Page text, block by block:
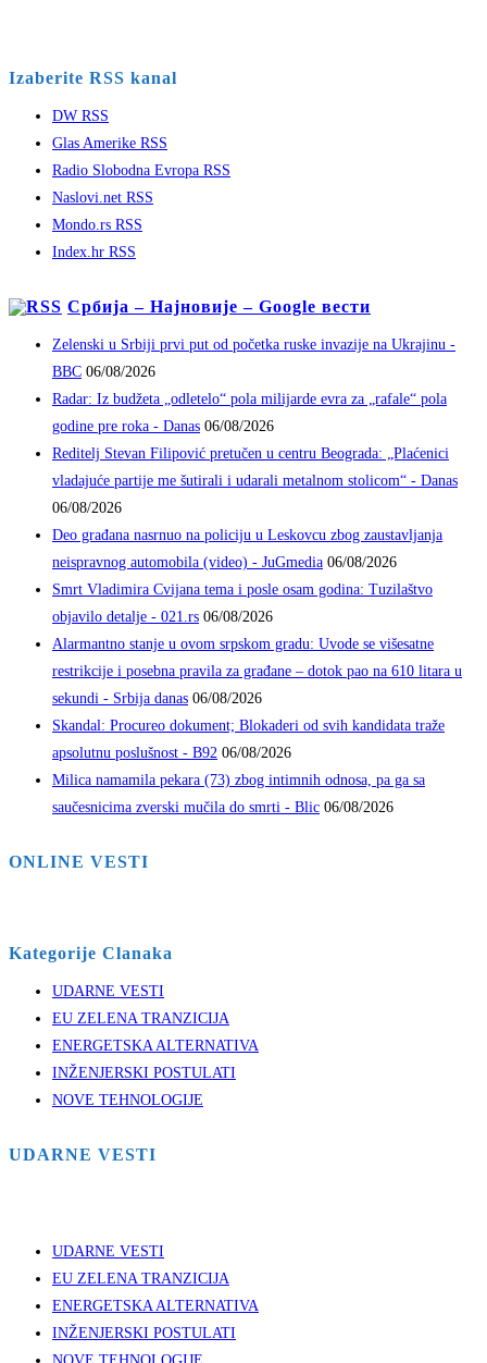
Izaberite RSS kanal
DW RSS
Glas Amerike RSS
Radio Slobodna Evropa RSS
Naslovi.net RSS
Mondo.rs RSS
Index.hr RSS
Србија – Најновије – Google вести
Zelenski u Srbiji prvi put od početka ruske invazije na Ukrajinu -
BBC 06/08/2026
Radar: Iz budžeta „odletelo“ pola milijarde evra za „rafale“ pola
godine pre roka - Danas 06/08/2026
Reditelj Stevan Filipović pretučen u centru Beograda: „Plaćenici
vladajuće partije me šutirali i udarali metalnom stolicom“ - Danas
06/08/2026
Deo građana nasrnuo na policiju u Leskovcu zbog zaustavljanja
neispravnog automobila (video) - JuGmedia 06/08/2026
Smrt Vladimira Cvijana tema i posle osam godina: Tuzilaštvo
objavilo detalje - 021.rs 06/08/2026
Alarmantno stanje u ovom srpskom gradu: Uvode se višesatne
restrikcije i posebna pravila za građane – dotok pao na 610 litara u
sekundi - Srbija danas 06/08/2026
Skandal: Procureo dokument; Blokaderi od svih kandidata traže
apsolutnu poslušnost - B92 06/08/2026
Milica namamila pekara (73) zbog intimnih odnosa, pa ga sa
saučesnicima zverski mučila do smrti - Blic 06/08/2026
ONLINE VESTI
Kategorije Clanaka
UDARNE VESTI
EU ZELENA TRANZICIJA
ENERGETSKA ALTERNATIVA
INŽENJERSKI POSTULATI
NOVE TEHNOLOGIJE
UDARNE VESTI
UDARNE VESTI
EU ZELENA TRANZICIJA
ENERGETSKA ALTERNATIVA
INŽENJERSKI POSTULATI